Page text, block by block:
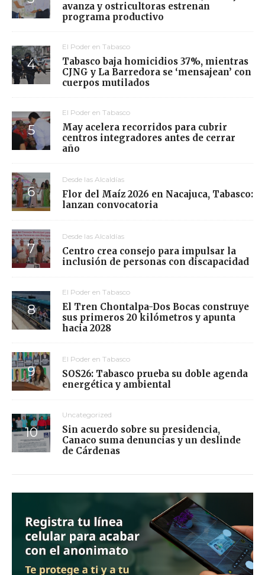
avanza y ostricultoras estrenan
programa productivo
El Poder en Tabasco
Tabasco baja homicidios 37%, mientras
CJNG y La Barredora se ‘mensajean’ con
cuerpos mutilados
El Poder en Tabasco
May acelera recorridos para cubrir
centros integradores antes de cerrar
año
Desde las Alcaldías
Flor del Maíz 2026 en Nacajuca, Tabasco:
lanzan convocatoria
Desde las Alcaldías
Centro crea consejo para impulsar la
inclusión de personas con discapacidad
El Poder en Tabasco
El Tren Chontalpa-Dos Bocas construye
sus primeros 20 kilómetros y apunta
hacia 2028
El Poder en Tabasco
SOS26: Tabasco prueba su doble agenda
energética y ambiental
Uncategorized
Sin acuerdo sobre su presidencia,
Canaco suma denuncias y un deslinde
de Cárdenas